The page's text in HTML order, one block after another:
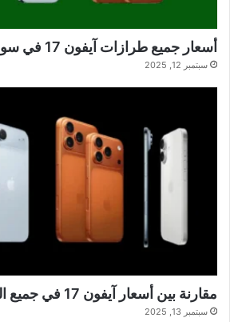
أسعار جميع طرازات آيفون 17 في سوريا
سبتمبر 12, 2025
مقارنة بين أسعار آيفون 17 في جميع الدول العربية
سبتمبر 13, 2025